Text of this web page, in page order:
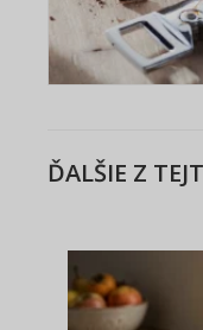
ĎALŠIE Z